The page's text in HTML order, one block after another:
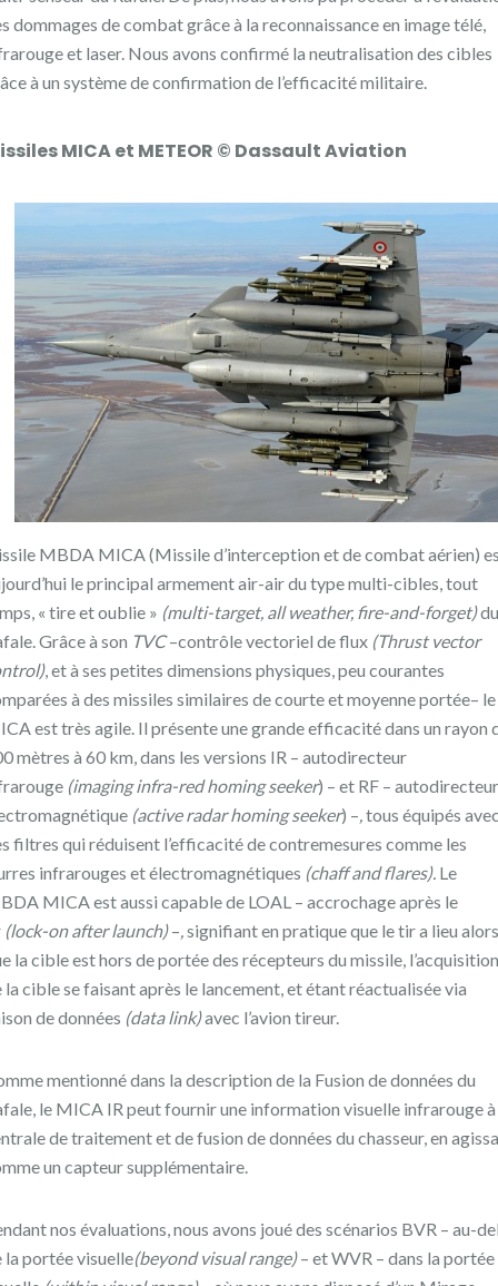
dommages de combat grâce à la reconnaissance en image télé,
et laser. Nous avons confirmé la neutralisation des cibles
à un système de confirmation de l’efficacité militaire.
MICA et METEOR © Dassault Aviation
MBDA MICA (Missile d’interception et de combat aérien)
le principal armement air-air du type multi-cibles, tout
« tire et oublie » (multi-target, all weather, fire-and-forget)du
Grâce à son TVC–contrôle vectoriel de flux (Thrust vector
, et à ses petites dimensions physiques, peu courantes
à des missiles similaires de courte et moyenne portée– le
est très agile. Il présente une grande efficacité dans un rayon
mètres à 60 km, dans les versions IR – autodirecteur
(imaging infra-red homing seeker) – et RF – autodirecteur
(active radar homing seeker) –,tous équipés
filtres qui réduisent l’efficacité de contremesures comme les
infrarouges et électromagnétiques (chaff and flares). Le
MICA est aussi capable de LOAL – accrochage après le
(lock-on after launch)–,signifiant en pratique que le tir a lieu alors
la cible est hors de portée des récepteurs du missile, l’acquisition
la cible se faisant après le lancement, et étant réactualisée via
de données (data link)avec l’avion tireur.
mentionné dans la description de la Fusion de données du
le MICA IR peut fournir une information visuelle infrarouge
de traitement et de fusion de données du chasseur, en
un capteur supplémentaire.
nos évaluations, nous avons joué des scénarios BVR – au-
la portée visuelle(beyond visual range)– et WVR – dans la portée